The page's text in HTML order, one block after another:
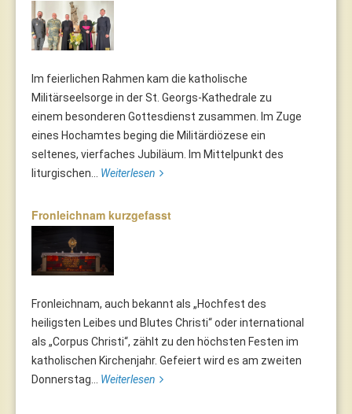
Im feierlichen Rahmen kam die katholische
Militärseelsorge in der St. Georgs-Kathedrale zu
einem besonderen Gottesdienst zusammen. Im Zuge
eines Hochamtes beging die Militärdiözese ein
seltenes, vierfaches Jubiläum. Im Mittelpunkt des
liturgischen... Weiterlesen
Fronleichnam kurzgefasst
Fronleichnam, auch bekannt als „Hochfest des
heiligsten Leibes und Blutes Christi“ oder international
als „Corpus Christi“, zählt zu den höchsten Festen im
katholischen Kirchenjahr. Gefeiert wird es am zweiten
Donnerstag... Weiterlesen